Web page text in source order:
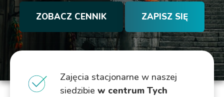
ZOBACZ CENNIK ZAPISZ SIĘ
Zajęcia stacjonarne w naszej
siedzibie w centrum Tych